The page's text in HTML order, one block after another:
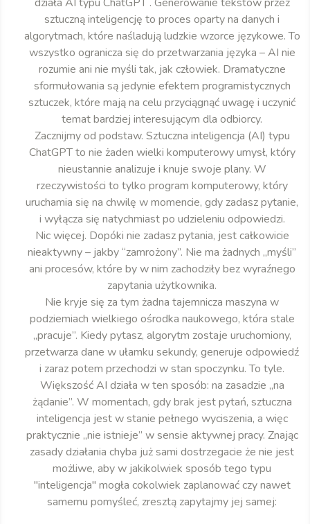
sztuczną inteligencję to proces oparty na danych i
algorytmach, które naśladują ludzkie wzorce językowe. To
wszystko ogranicza się do przetwarzania języka – AI nie
rozumie ani nie myśli tak, jak człowiek. Dramatyczne
sformułowania są jedynie efektem programistycznych
sztuczek, które mają na celu przyciągnąć uwagę i uczynić
temat bardziej interesującym dla odbiorcy.
Zacznijmy od podstaw. Sztuczna inteligencja (AI) typu
ChatGPT to nie żaden wielki komputerowy umysł, który
nieustannie analizuje i knuje swoje plany. W
rzeczywistości to tylko program komputerowy, który
uruchamia się na chwilę w momencie, gdy zadasz pytanie,
i wyłącza się natychmiast po udzieleniu odpowiedzi.
Nic więcej. Dopóki nie zadasz pytania, jest całkowicie
nieaktywny – jakby “zamrożony”. Nie ma żadnych „myśli”
ani procesów, które by w nim zachodziły bez wyraźnego
zapytania użytkownika.
Nie kryje się za tym żadna tajemnicza maszyna w
podziemiach wielkiego ośrodka naukowego, która stale
„pracuje”. Kiedy pytasz, algorytm zostaje uruchomiony,
przetwarza dane w ułamku sekundy, generuje odpowiedź
i zaraz potem przechodzi w stan spoczynku. To tyle.
Większość AI działa w ten sposób: na zasadzie „na
żądanie”. W momentach, gdy brak jest pytań, sztuczna
inteligencja jest w stanie pełnego wyciszenia, a więc
praktycznie „nie istnieje” w sensie aktywnej pracy. Znając
zasady działania chyba już sami dostrzegacie że nie jest
możliwe, aby w jakikolwiek sposób tego typu
"inteligencja" mogła cokolwiek zaplanować czy nawet
samemu pomyśleć, zresztą zapytajmy jej samej: